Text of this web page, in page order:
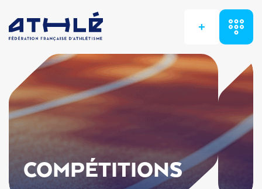
+
COMPÉTITIONS